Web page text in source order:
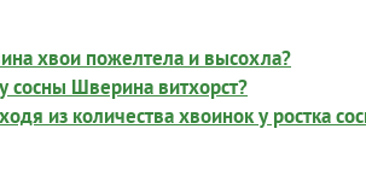
хвои пожелтела и высохла?
сосны Шверина витхорст?
из количества хвоинок у ростка